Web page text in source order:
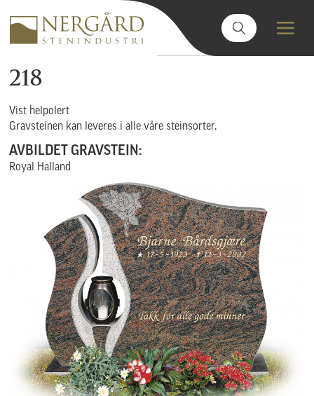
218
Vist helpolert
Gravsteinen kan leveres i alle våre steinsorter.
AVBILDET GRAVSTEIN:
Royal Halland